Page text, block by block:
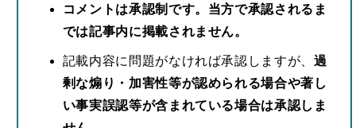
コメントは承認制です。当方で承認されるま
では記事内に掲載されません。
記載内容に問題がなければ承認しますが、 過
剰な煽り・加害性等が認められる場合や著し
い事実誤認等が含まれている場合は承認しま